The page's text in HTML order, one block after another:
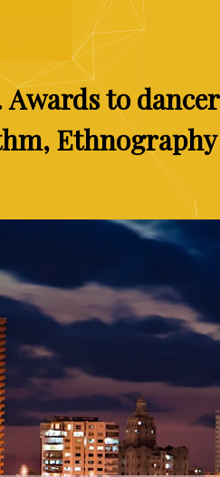
Awardsto
Ethnography